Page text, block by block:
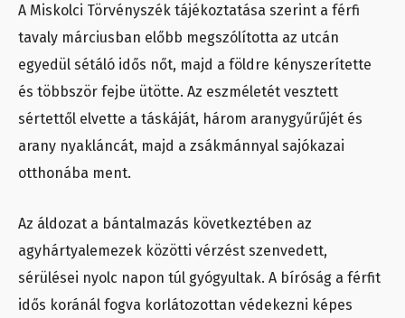
A Miskolci Törvényszék tájékoztatása szerint a férfi
tavaly márciusban előbb megszólította az utcán
egyedül sétáló idős nőt, majd a földre kényszerítette
és többször fejbe ütötte. Az eszméletét vesztett
sértettől elvette a táskáját, három aranygyűrűjét és
arany nyakláncát, majd a zsákmánnyal sajókazai
otthonába ment.
Az áldozat a bántalmazás következtében az
agyhártyalemezek közötti vérzést szenvedett,
sérülései nyolc napon túl gyógyultak. A bíróság a férfit
idős koránál fogva korlátozottan védekezni képes